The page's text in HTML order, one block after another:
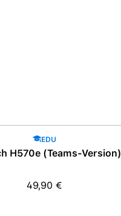
EDU
H570e (Teams-Version)
Regulärer Preis:
49,90 €